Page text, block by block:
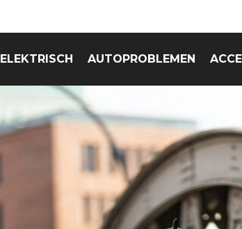
ELEKTRISCH AUTOPROBLEMEN